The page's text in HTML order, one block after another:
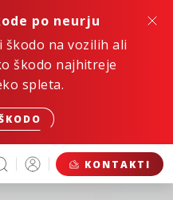
po neurju
na vozilih ali
škodo najhitreje
spleta.
KONTAKTI